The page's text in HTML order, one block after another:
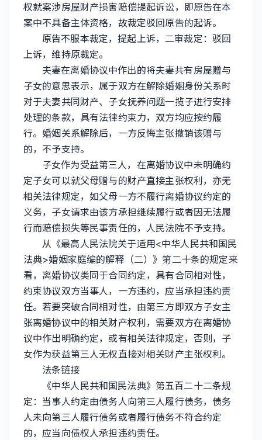
权就案涉房屋财产损害赔偿提起诉讼，即原告在本
案中不具备主体资格，故裁定驳回原告的起诉。
原告不服本裁定，提起上诉，二审裁定：驳回
上诉，维持原裁定。
夫妻在离婚协议中作出的将夫妻共有房屋赠与
子女的意思表示，属于双方在解除婚姻身份关系时
对于夫妻共同财产、子女抚养问题一揽子进行安排
处理的条款，具有法律约束力，双方均应按约履
行。婚姻关系解除后，一方反悔主张撤销该赠与
的，不予支持。
子女作为受益第三人，在离婚协议中未明确约
定子女可以就父母赠与的财产直接主张权利，亦无
相关法律规定，如父母一方不履行离婚协议约定的
义务，子女请求由该方承担继续履行或者因无法履
行而赔偿损失等民事责任的，人民法院不予支持。
从《最高人民法院关于适用<中华人民共和国民
法典>婚姻家庭编的解释（二）》第二十条的规定来
看，离婚协议类同于合同约定，具有合同相对性，
约束协议双方当事人，一方违约，应当承担违约责
任。若要突破合同相对性，由第三方即双方子女主
张离婚协议中的相关财产权利，需要双方在离婚协
议中作出明确约定，或有相关法律规定，否则，子
女作为获益第三人无权直接对相关财产主张权利。
法条链接
《中华人民共和国民法典》第五百二十二条规
定：当事人约定由债务人向第三人履行债务，债务
人未向第三人履行债务或者履行债务不符合约定
的，应当向债权人承担违约责任。